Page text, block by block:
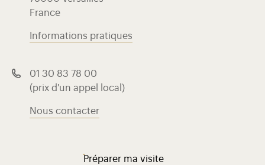
France
Informations pratiques
01 30 83 78 00
(prix d'un appel local)
Nous contacter
Préparer ma visite